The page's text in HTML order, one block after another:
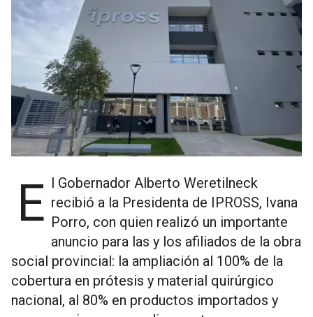
El Gobernador Alberto Weretilneck recibió a la Presidenta de IPROSS, Ivana
Porro, con quien realizó un importante
anuncio para las y los afiliados de la obra
social provincial: la ampliación al 100% de la
cobertura en prótesis y material quirúrgico
nacional, al 80% en productos importados y